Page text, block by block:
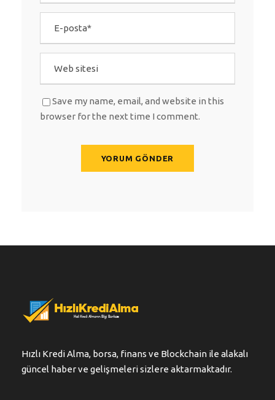
Save my name, email, and website in this
browser for the next time I comment.
Hızlı Kredi Alma, borsa, finans ve Blockchain ile alakalı
güncel haber ve gelişmeleri sizlere aktarmaktadır.